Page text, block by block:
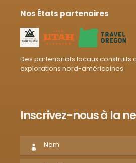
Nos États partenaires
Des partenariats locaux construits
explorations nord-américaines
Inscrivez-nous à la